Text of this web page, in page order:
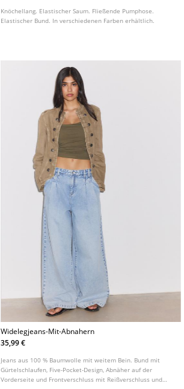
Knöchellang. Elastischer Saum. Fließende Pumphose.
Elastischer Bund. In verschiedenen Farben erhältlich.
Widelegjeans-Mit-Abnahern
35,99 €
Jeans aus 100 % Baumwolle mit weitem Bein. Bund mit
Gürtelschlaufen, Five-Pocket-Design, Abnäher auf der
Vorderseite und Frontverschluss mit Reißverschluss und